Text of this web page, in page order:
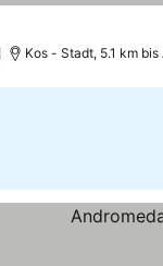
Kos - Stadt, 5.1 km